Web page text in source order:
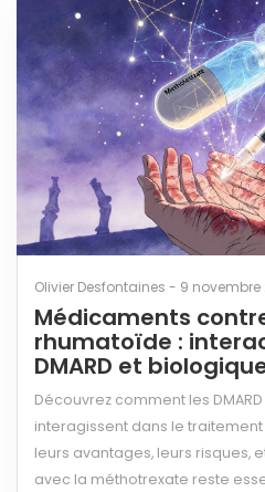
Olivier Desfontaines - 9 novembre
Médicaments
rhumatoïde :
DMARD et
Découvrez comment les
interagissent dans le
leurs avantages, leurs risques,
avec la méthotrexate reste